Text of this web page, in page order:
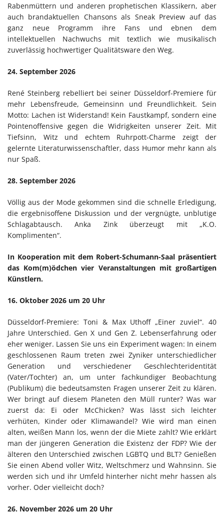
Rabenmüttern und anderen prophetischen Klassikern, aber
auch brandaktuellen Chansons als Sneak Preview auf das
ganz neue Programm ihre Fans und ebnen dem
intellektuellen Nachwuchs mit textlich wie musikalisch
zuverlässig hochwertiger Qualitätsware den Weg.
24. September 2026
René Steinberg rebelliert bei seiner Düsseldorf-Premiere für
mehr Lebensfreude, Gemeinsinn und Freundlichkeit. Sein
Motto: Lachen ist Widerstand! Kein Faustkampf, sondern eine
Pointenoffensive gegen die Widrigkeiten unserer Zeit. Mit
Tiefsinn, Witz und echtem Ruhrpott-Charme zeigt der
gelernte Literaturwissenschaftler, dass Humor mehr kann als
nur Spaß.
28. September 2026
Völlig aus der Mode gekommen sind die schnelle Erledigung,
die ergebnisoffene Diskussion und der vergnügte, unblutige
Schlagabtausch. Anka Zink überzeugt mit „K.O.
Komplimenten“.
In Kooperation mit dem Robert-Schumann-Saal präsentiert
das Kom(m)ödchen vier Veranstaltungen mit großartigen
Künstlern.
16. Oktober 2026 um 20 Uhr
Düsseldorf-Premiere: Toni & Max Uthoff „Einer zuviel“. 40
Jahre Unterschied. Gen X und Gen Z. Lebenserfahrung oder
eher weniger. Lassen Sie uns ein Experiment wagen: In einem
geschlossenen Raum treten zwei Zyniker unterschiedlicher
Generation und verschiedener Geschlechteridentität
(Vater/Tochter) an, um unter fachkundiger Beobachtung
(Publikum) die bedeutsamsten Fragen unserer Zeit zu klären.
Wer bringt auf diesem Planeten den Müll runter? Was war
zuerst da: Ei oder McChicken? Was lässt sich leichter
verhüten, Kinder oder Klimawandel? Wie wird man einen
alten, weißen Mann los, wenn der die Miete zahlt? Wie erklärt
man der jüngeren Generation die Existenz der FDP? Wie der
älteren den Unterschied zwischen LGBTQ und BLT? Genießen
Sie einen Abend voller Witz, Weltschmerz und Wahnsinn. Sie
werden sich und ihr Umfeld hinterher nicht mehr hassen als
vorher. Oder vielleicht doch?
26. November 2026 um 20 Uhr